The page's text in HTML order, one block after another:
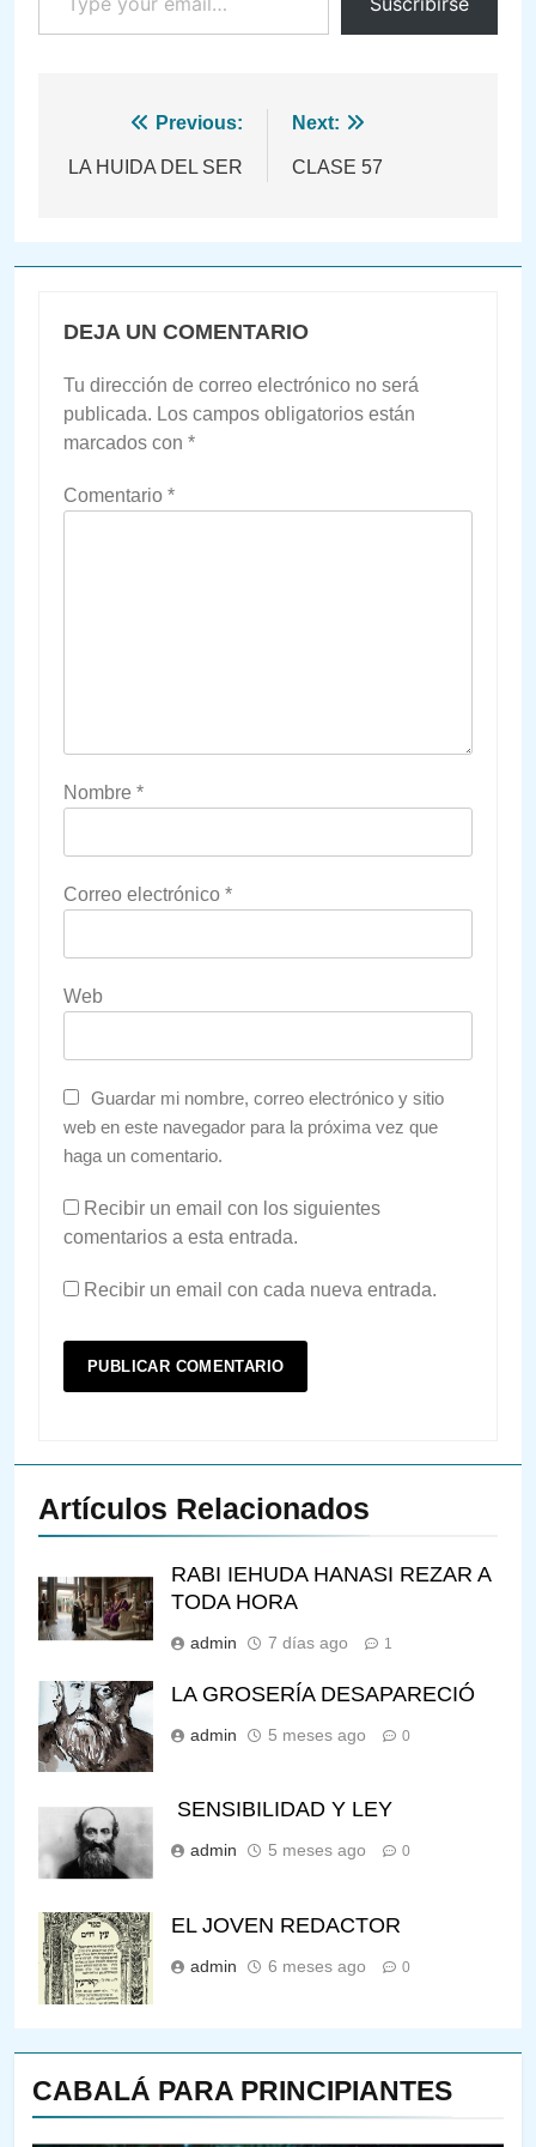
CABALÁ PARA PRINCIPIANTES
Navegación
de
Previous:
LA HUIDA DEL SER
Next:
CLASE 57
DEJA UN COMENTARIO
Tu dirección de correo electrónico no será
publicada. Los campos obligatorios están
marcados con *
Comentario *
Nombre *
Correo electrónico *
Web
Guardar mi nombre, correo electrónico y sitio
web en este navegador para la próxima vez que
haga un comentario.
Recibir un email con los siguientes
comentarios a esta entrada.
Recibir un email con cada nueva entrada.
Artículos Relacionados
RABI IEHUDA HANASI REZAR A
TODA HORA
admin 7 días ago 1
LA GROSERÍA DESAPARECIÓ
admin 5 meses ago 0
SENSIBILIDAD Y LEY
admin 5 meses ago 0
EL JOVEN REDACTOR
admin 6 meses ago 0